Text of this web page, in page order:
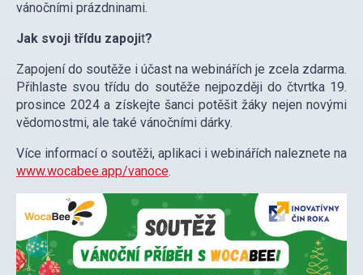
vánočními prázdninami.
Jak svoji třídu zapojit?
Zapojení do soutěže i účast na webinářích je zcela zdarma.
Přihlaste svou třídu do soutěže nejpozději do čtvrtka 19.
prosince 2024 a získejte šanci potěšit žáky nejen novými
vědomostmi, ale také vánočními dárky.
Více informací o soutěži, aplikaci i webinářích naleznete na
www.wocabee.app/vanoce.